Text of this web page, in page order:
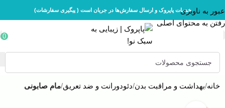
عبور به ناوبری
رفتن به محتوای اصلی
خدمات پاپروک و ارسال سفارش‌ها در جریان است ( پیگیری سفارشات)
0
خانه بهداشت و مراقبت بدن دئودورانت و ضد تعریق مام صابونی